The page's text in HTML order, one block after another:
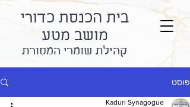
בית הכנסת כדורי
מושב מטע
קהילת שומרי המסורת
פוסט
Kaduri Synagogue